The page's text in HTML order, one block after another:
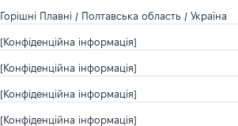
Горішні Плавні / Полтавська область / Україна
[Конфіденційна інформація]
[Конфіденційна інформація]
[Конфіденційна інформація]
[Конфіденційна інформація]